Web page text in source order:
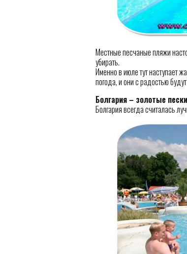
Местные песчаные пляжи
убирать.
Именно в июле тут наступает
погода, и они с радостью
Болгария – золотые
Болгария всегда считалась